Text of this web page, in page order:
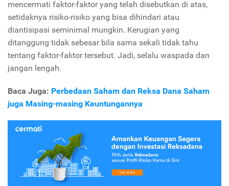
mencermati faktor-faktor yang telah disebutkan di atas,
setidaknya risiko-risiko yang bisa dihindari atau
diantisipasi seminimal mungkin. Kerugian yang
ditanggung tidak sebesar bila sama sekali tidak tahu
tentang faktor-faktor tersebut. Jadi, selalu waspada dan
jangan lengah.
Baca Juga: Perbedaan Saham dan Reksa Dana Saham
juga Masing-masing Keuntungannya